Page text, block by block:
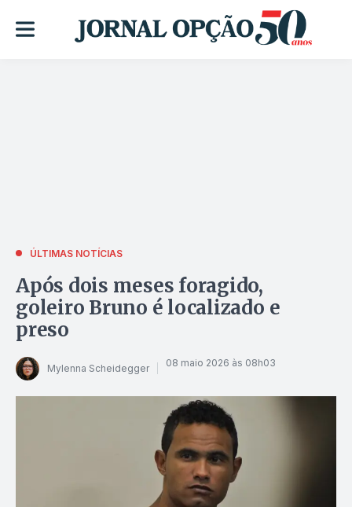
ÚLTIMAS NOTÍCIAS
Após dois meses foragido,
goleiro Bruno é localizado e
preso
Mylenna Scheidegger 08 maio 2026 às 08h03